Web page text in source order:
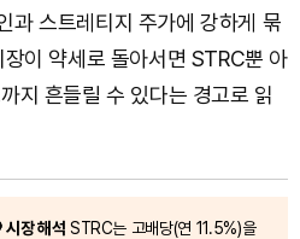
과 스트레티지 주가에 강하게 묶
이 약세로 돌아서면 STRC뿐 아
지 흔들릴 수 있다는 경고로 읽
시장 해석 STRC는 고배당(연 11.5%)을